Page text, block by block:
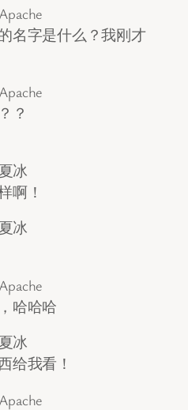
名字是什么？我刚才
？
冰
啊！
冰
哈哈哈
冰
给我看！